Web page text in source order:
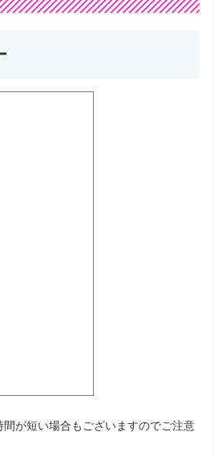
が短い場合もございますのでご注意